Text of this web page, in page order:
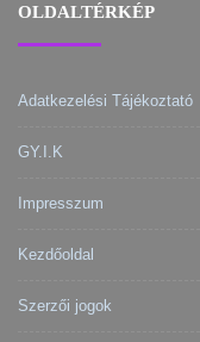
OLDALTÉRKÉP
Adatkezelési Tájékoztató
GY.I.K
Impresszum
Kezdőoldal
Szerzői jogok